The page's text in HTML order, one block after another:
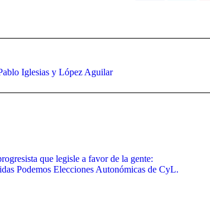
Iglesias y López Aguilar
que legisle a favor de la gente:
Podemos Elecciones Autonómicas de CyL.